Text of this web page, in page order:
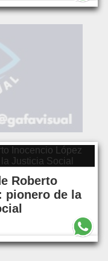
Roberto
pionero de la